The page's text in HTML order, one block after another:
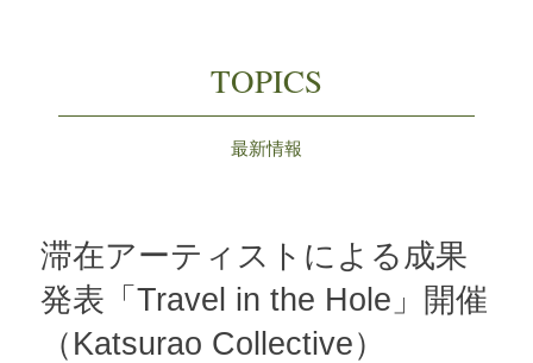
TOPICS
最新情報
滞在アーティストによる成果
発表「Travel in the Hole」開催
（Katsurao Collective）